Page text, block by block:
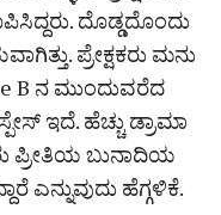
ದೊಡ್ಡದೊಂದು
ಪ್ರೇಕ್ಷಕರು ಮನು
B ನ ಮುಂದುವರೆದ
ಇದೆ. ಹೆಚ್ಚು ಡ್ರಾಮಾ
ಪ್ರೀತಿಯ ಬುನಾದಿಯ
ಎನ್ನುವುದು ಹೆಗ್ಗಳಿಕೆ.